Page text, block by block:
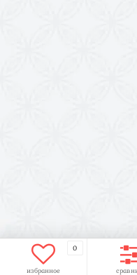
0
избранное